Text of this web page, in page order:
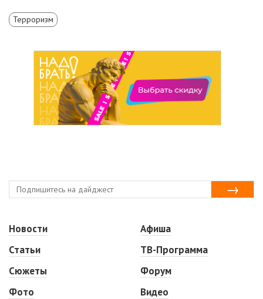
Терроризм
Новости
Статьи
Сюжеты
Фото
Афиша
ТВ-Программа
Форум
Видео